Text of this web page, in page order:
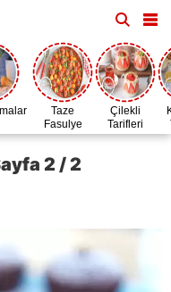
Taze
Fasulye
Zamanı
Çilekli
Tarifleri
2 / 2